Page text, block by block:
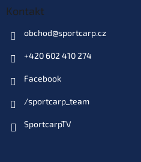
Kontakt
obchod@sportcarp.cz
+420 602 410 274
Facebook
/sportcarp_team
SportcarpTV